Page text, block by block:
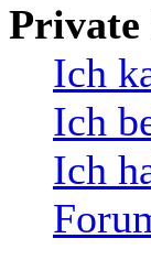
Private
Ich
Ich
Ich